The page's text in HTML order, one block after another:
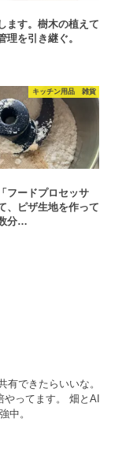
ます。樹木の植えて
理を引き継ぐ。
キッチン用品 雑貨
フードプロセッサ
、ピザ生地を作って
分…
有できたらいいな。
ってます。 畑とAI
中。